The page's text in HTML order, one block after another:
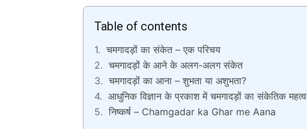
Table of contents
चमगादड़ों का संकेत – एक परिचय
चमगादड़ों के आने के अलग-अलग संकेत
चमगादड़ों का आना – शुभता या अशुभता?
आधुनिक विज्ञान के प्रकाश में चमगादड़ों का संकेतिक महत्व
निष्कर्ष – Chamgadar ka Ghar me Aana